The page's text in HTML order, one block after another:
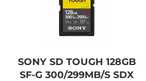
SONY SD TOUGH 128GB
SF-G 300/299MB/S SDX